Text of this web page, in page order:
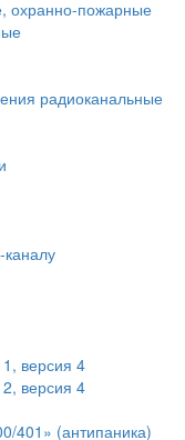
охранно-пожарные
радиоканальные
версия 4
версия 4
401» (антипаника)